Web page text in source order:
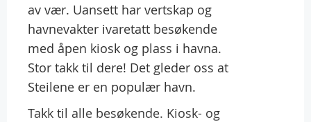
av vær. Uansett har vertskap og
havnevakter ivaretatt besøkende
med åpen kiosk og plass i havna.
Stor takk til dere! Det gleder oss at
Steilene er en populær havn.
Takk til alle besøkende. Kiosk- og